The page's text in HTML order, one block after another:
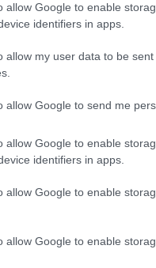
allow Google to enable
identifiers in apps.
allow my user data to be
allow Google to send me
allow Google to enable
identifiers in apps.
allow Google to enable
allow Google to enable
i tuoi video e
+39 345 356 7512
news da